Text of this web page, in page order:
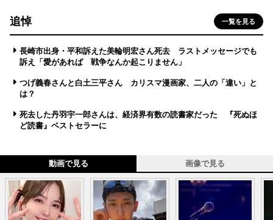
追悼 一覧を見る
長崎市出身・平和訴えた美輪明宏さん死去 ラストメッセージでも
訴え「愛があれば 戦争なんか起こりません」
つげ義春さんと白土三平さん カリスマ漫画家、二人の「違い」と
は？
死去した丹羽宇一郎さんは、経済界有数の読書家だった 『死ぬほ
ど読書』ベストセラーに
動画で見る 画像で見る